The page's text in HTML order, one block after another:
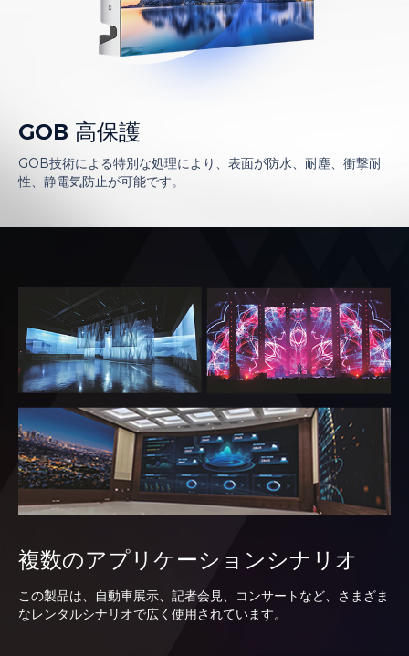
GOB 高保護
GOB技術による特別な処理により、表面が防水、耐塵、衝撃耐
性、静電気防止が可能です。
複数のアプリケーションシナリオ
この製品は、自動車展示、記者会見、コンサートなど、さまざま
なレンタルシナリオで広く使用されています。